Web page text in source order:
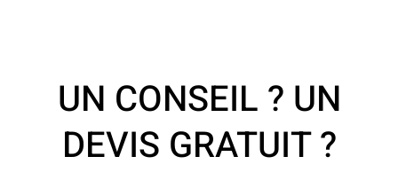
UN CONSEIL ? UN
DEVIS GRATUIT ?